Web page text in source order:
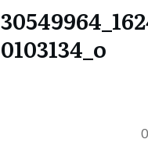
0103134_o
0